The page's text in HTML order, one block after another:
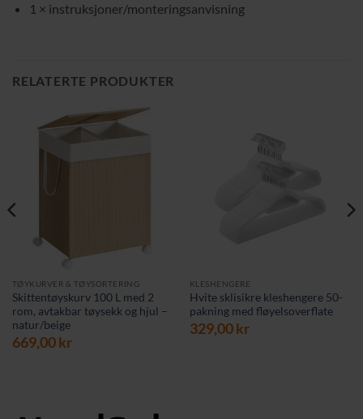
1 × instruksjoner/monteringsanvisning
RELATERTE PRODUKTER
TØYKURVER & TØYSORTERING
Skittentøyskurv 100 L med 2
rom, avtakbar tøysekk og hjul –
natur/beige
669,00kr
KLESHENGERE
Hvite sklisikre kleshengere 50-
pakning med fløyelsoverflate
329,00kr